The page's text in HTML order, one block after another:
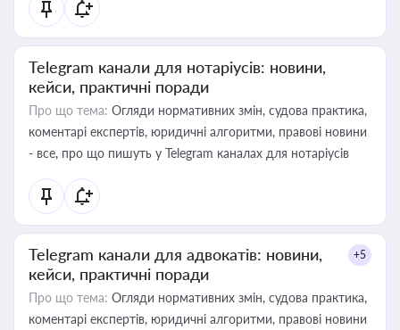
Telegram канали для нотаріусів: новини,
кейси, практичні поради
Про що тема: Огляди нормативних змін, судова практика,
коментарі експертів, юридичні алгоритми, правові новини
- все, про що пишуть у Telegram каналах для нотаріусів
Telegram канали для адвокатів: новини,
кейси, практичні поради
+5
Про що тема: Огляди нормативних змін, судова практика,
коментарі експертів, юридичні алгоритми, правові новини